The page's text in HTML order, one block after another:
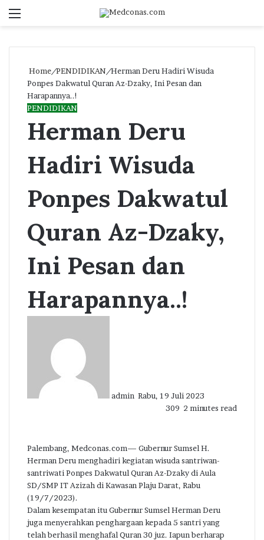
Menu
Home/PENDIDIKAN/Herman Deru Hadiri Wisuda
Ponpes Dakwatul Quran Az-Dzaky, Ini Pesan dan
Harapannya..!
PENDIDIKAN
Herman Deru
Hadiri Wisuda
Ponpes Dakwatul
Quran Az-Dzaky,
Ini Pesan dan
Harapannya..!
admin Rabu, 19 Juli 2023
309 2 minutes read
Palembang, Medconas.com— Gubernur Sumsel H.
Herman Deru menghadiri kegiatan wisuda santriwan-
santriwati Ponpes Dakwatul Quran Az-Dzaky di Aula
SD/SMP IT Azizah di Kawasan Plaju Darat, Rabu
(19/7/2023).
Dalam kesempatan itu Gubernur Sumsel Herman Deru
juga menyerahkan penghargaan kepada 5 santri yang
telah berhasil menghafal Quran 30 juz. Iapun berharap